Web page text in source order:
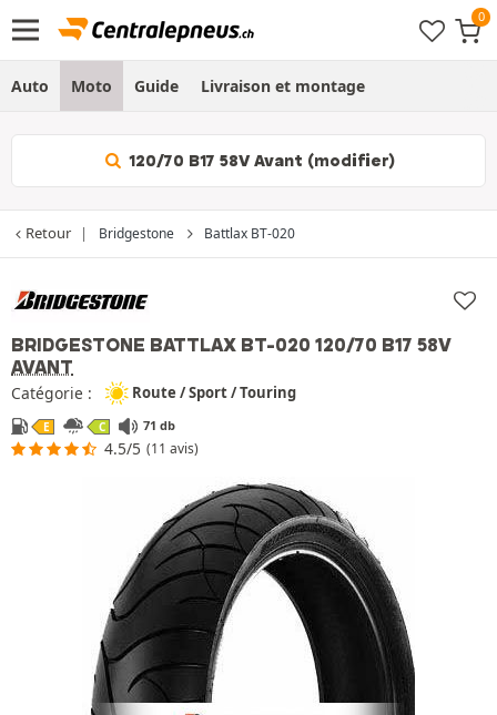
Auto Moto Guide Livraison et montage
120/70 B17 58V Avant (modifier)
Retour Bridgestone Battlax BT-020
BRIDGESTONE BATTLAX BT-020 120/70 B17 58V
AVANT
Catégorie : Route / Sport / Touring
E C 71 db
4.5/5 (11 avis)